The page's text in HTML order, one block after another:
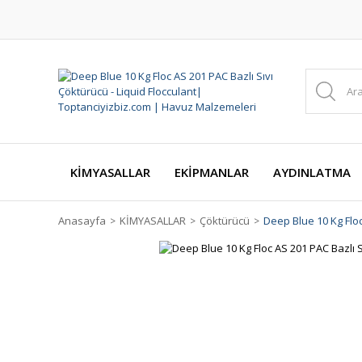
KİMYASALLAR EKİPMANLAR AYDINLATMA
Anasayfa KİMYASALLAR Çöktürücü Deep Blue 10 Kg